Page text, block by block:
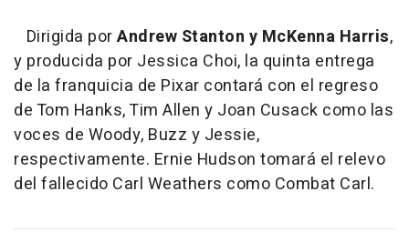
Dirigida porAndrew Stanton y McKenna Harris,
y producida por Jessica Choi, la quinta entrega
de la franquicia de Pixar contará con el regreso
de Tom Hanks, Tim Allen y Joan Cusack como las
voces de Woody, Buzz y Jessie,
respectivamente. Ernie Hudson tomará el relevo
del fallecido Carl Weathers como Combat Carl.